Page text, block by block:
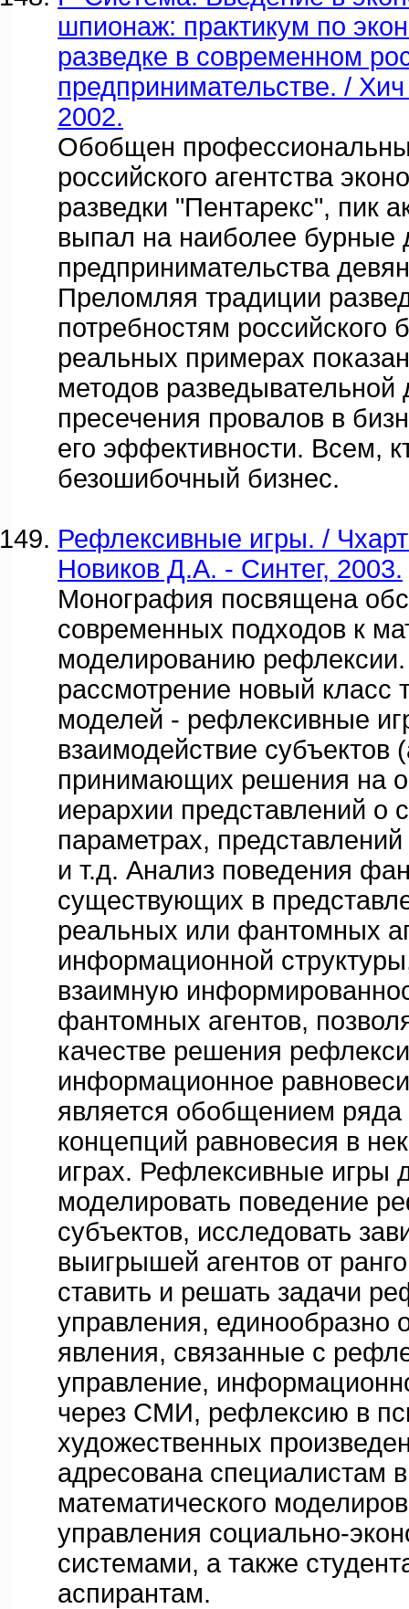
шпионаж: практикум по
разведке в современном
предпринимательстве. /
2002.
Обобщен
российского агентства
разведки "Пентарекс", пик
выпал на наиболее бурные
предпринимательства
Преломляя традиции
потребностям российского
реальных примерах
методов разведывательной
пресечения провалов в
его эффективности. Всем,
безошибочный бизнес.
Рефлексивные игры. /
Новиков Д.А. - Синтег, 2003.
Монография посвящена
современных подходов к
моделированию
рассмотрение новый класс
моделей - рефлексивные
взаимодействие субъектов
принимающих решения на
иерархии представлений о
параметрах,
и т.д. Анализ поведения
существующих в
реальных или фантомных
информационной
взаимную
фантомных агентов,
качестве решения
информационное
является обобщением ряда
концепций равновесия в
играх. Рефлексивные игры
моделировать поведение
субъектов, исследовать
выигрышей агентов от
ставить и решать задачи
управления, единообразно
явления, связанные с
управление,
через СМИ, рефлексию в
художественных
адресована специалистам
математического
управления социально-
системами, а также
аспирантам.